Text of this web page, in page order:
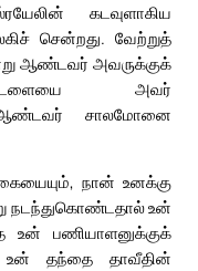
கடவுளாகிய
சென்றது. வேற்றுத்
ஆண்டவர் அவருக்குக்
அவர்
ஆண்டவர் சாலமோனை
நான் உனக்கு
நடந்துகொண்டதால் உன்
உன் பணியாளனுக்குக்
உன் தந்தை தாவீதின்